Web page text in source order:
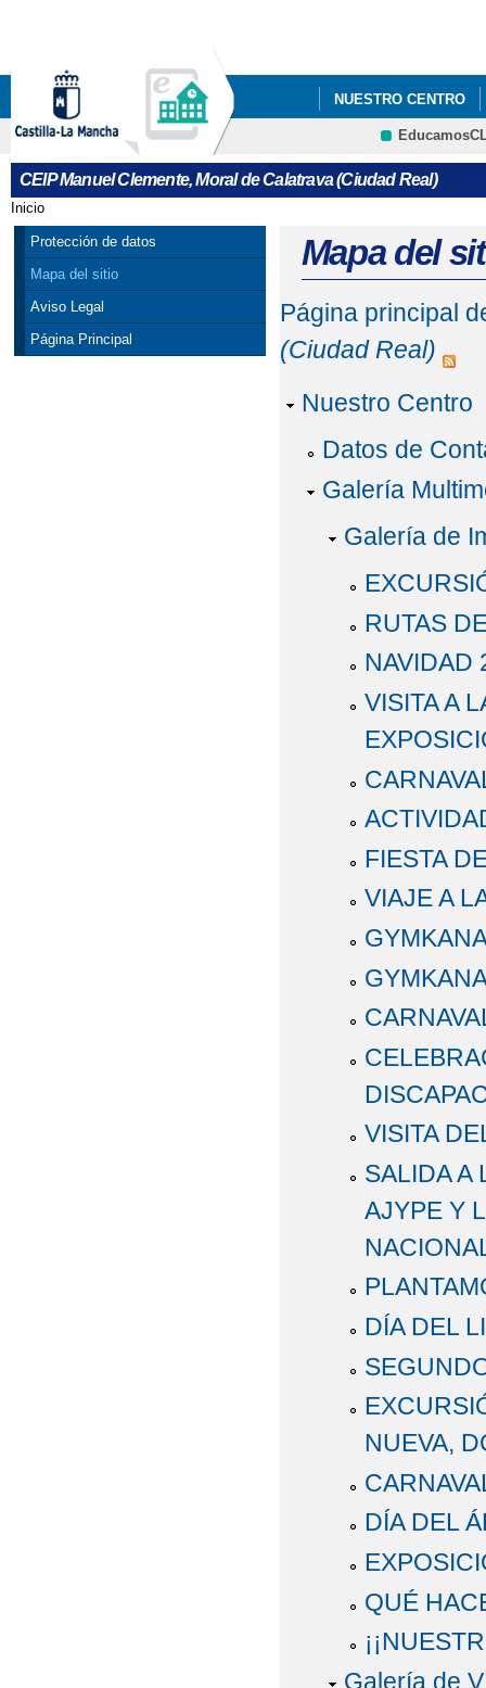
NUESTRO CENTRO
NUEVA MEJORA EN
VIII TORNEO
CRFP
CEIP Manuel Clemente, Moral de Calatrava (Ciudad Real)
Se encuentra usted aquí
Inicio
Protección de datos
Mapa del sitio
Aviso Legal
Página Principal
Mapa del
Página principal
(Ciudad Real)
Nuestro Centro
Datos de
Galería
Galería de
RUTAS
NAVIDAD
VISITA A
FIESTA
VIAJE A
VISITA
SALIDA A
AJYPE Y
DÍA DEL
NUEVA,
DÍA DEL
QUÉ
Galería de